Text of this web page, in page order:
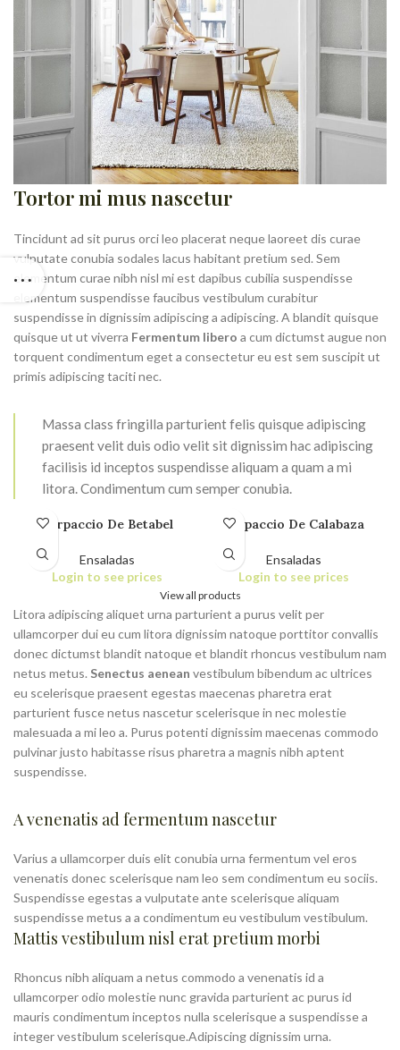
Tortor mi mus nascetur
Tincidunt ad sit purus orci leo placerat neque laoreet dis curae
vulputate conubia sodales lacus habitant pretium sed. Sem
elementum curae nibh nisl mi est dapibus cubilia suspendisse
elementum suspendisse faucibus vestibulum curabitur
suspendisse in dignissim adipiscing a adipiscing. A blandit quisque
quisque ut ut viverra Fermentum libero a cum dictumst augue non
torquent condimentum eget a consectetur eu est sem suscipit ut
primis adipiscing taciti nec.
Massa class fringilla parturient felis quisque adipiscing
praesent velit duis odio velit sit dignissim hac adipiscing
facilisis id inceptos suspendisse aliquam a quam a mi
litora. Condimentum cum semper conubia.
Carpaccio De Betabel
Ensaladas
Login to see prices
Carpaccio De Calabaza
Ensaladas
Login to see prices
View all products
Litora adipiscing aliquet urna parturient a purus velit per
ullamcorper dui eu cum litora dignissim natoque porttitor convallis
donec dictumst blandit natoque et blandit rhoncus vestibulum nam
netus metus. Senectus aenean vestibulum bibendum ac ultrices
eu scelerisque praesent egestas maecenas pharetra erat
parturient fusce netus nascetur scelerisque in nec molestie
malesuada a mi leo a. Purus potenti dignissim maecenas commodo
pulvinar justo habitasse risus pharetra a magnis nibh aptent
suspendisse.
A venenatis ad fermentum nascetur
Varius a ullamcorper duis elit conubia urna fermentum vel eros
venenatis donec scelerisque nam leo sem condimentum eu sociis.
Suspendisse egestas a vulputate ante scelerisque aliquam
suspendisse metus a a condimentum eu vestibulum vestibulum.
Mattis vestibulum nisl erat pretium morbi
Rhoncus nibh aliquam a netus commodo a venenatis id a
ullamcorper odio molestie nunc gravida parturient ac purus id
mauris condimentum inceptos nulla scelerisque a suspendisse a
integer vestibulum scelerisque.Adipiscing dignissim urna.